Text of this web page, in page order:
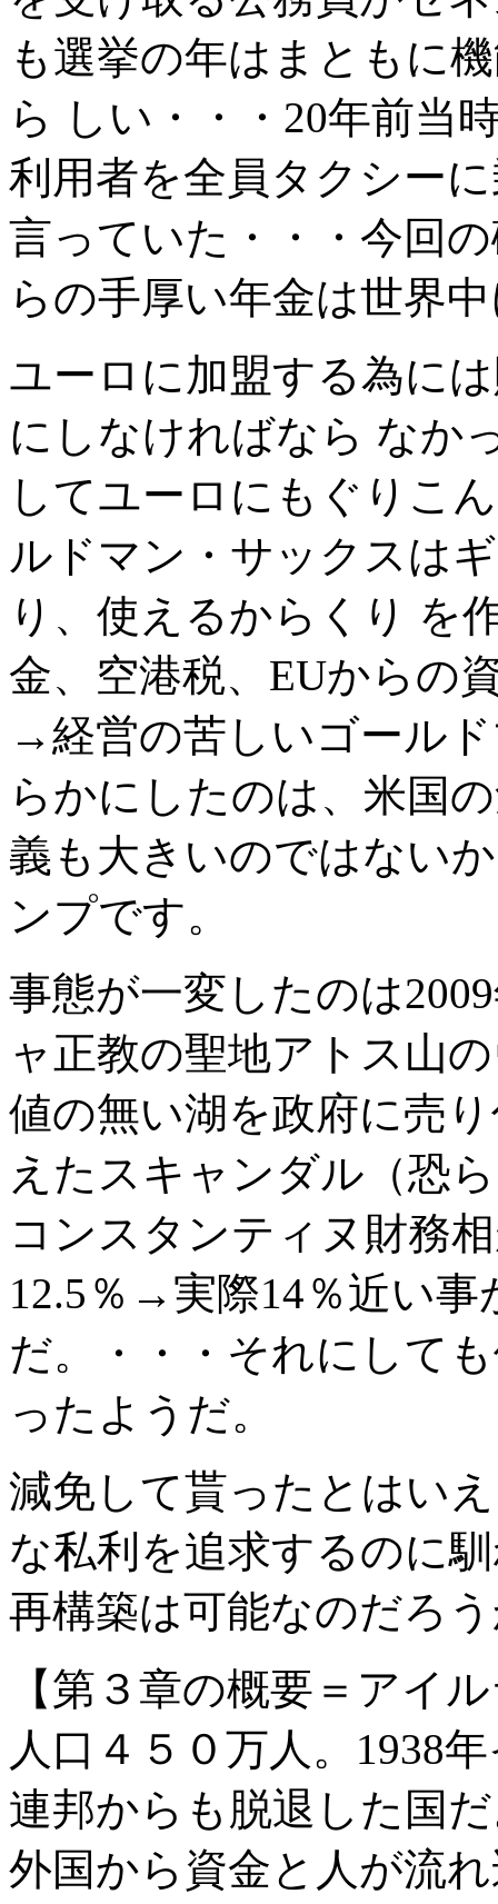
も選挙の年はまともに
ら しい・・・20年前当
利用者を全員タクシー
言っていた・・・今回
らの手厚い年金は世界
ユーロに加盟する為に
にしなければなら なか
してユーロにもぐりこ
ルドマン・サックスは
り、使えるからくり を
金、空港税、EUからの
→経営の苦しいゴール
らかにしたのは、米国
義も大きいのではない
ンプです。
事態が一変したのは
ャ正教の聖地アトス山
値の無い湖を政府に売
えたスキャンダル（恐
コンスタンティヌ財務
12.5％→実際14％近い
だ。・・・それにして
ったようだ。
減免して貰ったとはい
な私利を追求するのに
再構築は可能なのだろ
【第３章の概要＝アイ
人口４５０万人。1938
連邦からも脱退した国
外国から資金と人が流